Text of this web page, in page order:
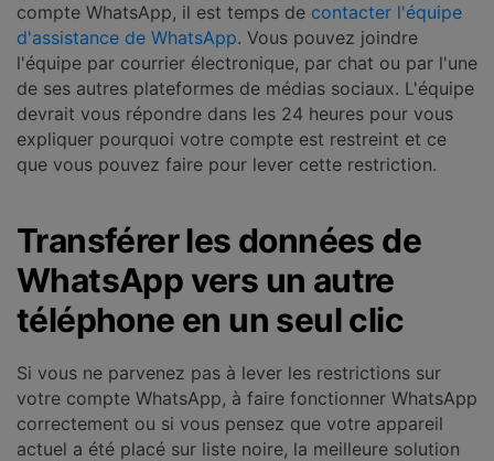
compte WhatsApp, il est temps de contacter l'équipe
d'assistance de WhatsApp. Vous pouvez joindre
l'équipe par courrier électronique, par chat ou par l'une
de ses autres plateformes de médias sociaux. L'équipe
devrait vous répondre dans les 24 heures pour vous
expliquer pourquoi votre compte est restreint et ce
que vous pouvez faire pour lever cette restriction.
Transférer les données de
WhatsApp vers un autre
téléphone en un seul clic
Si vous ne parvenez pas à lever les restrictions sur
votre compte WhatsApp, à faire fonctionner WhatsApp
correctement ou si vous pensez que votre appareil
actuel a été placé sur liste noire, la meilleure solution